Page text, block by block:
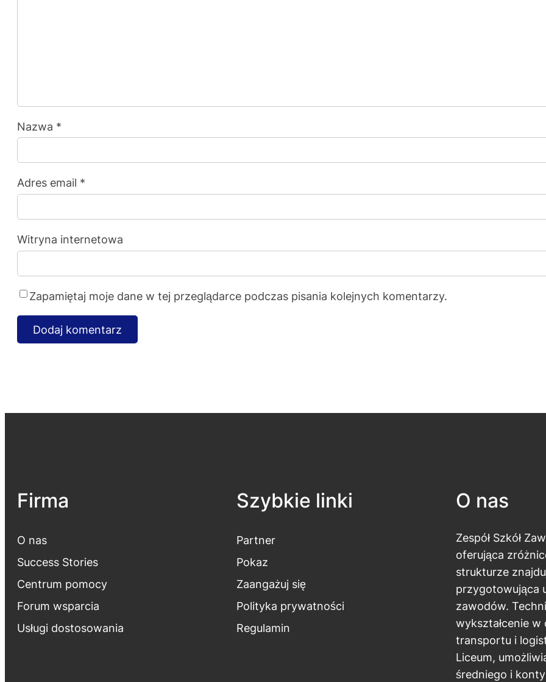
Nazwa *
Adres email *
Witryna internetowa
Zapamiętaj moje dane w tej przeglądarce podczas pisania kolejnych komentarzy.
Firma
O nas
Success Stories
Centrum pomocy
Forum wsparcia
Usługi dostosowania
Szybkie linki
Partner
Pokaz
Zaangażuj się
Polityka prywatności
Regulamin
O nas
Zespół Szkół
oferująca
strukturze
przygotowująca
zawodów.
wykształcenie
transportu i
Liceum,
średniego i